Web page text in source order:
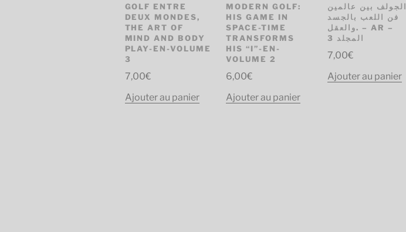
GOLF ENTRE
DEUX MONDES,
THE ART OF
MIND AND BODY
PLAY-EN-VOLUME
3
7,00€
Ajouter au panier
MODERN GOLF:
HIS GAME IN
SPACE-TIME
TRANSFORMS
HIS “I”-EN-
VOLUME 2
6,00€
Ajouter au panier
الجولف بين عالمين
فن اللعب بالجسد
والعقل. – AR –
المجلد 3
7,00€
Ajouter au panier